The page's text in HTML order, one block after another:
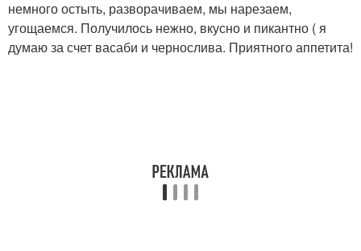
немного остыть, разворачиваем, мы нарезаем,
угощаемся. Получилось нежно, вкусно и пикантно ( я
думаю за счет васаби и чернослива. Приятного аппетита!